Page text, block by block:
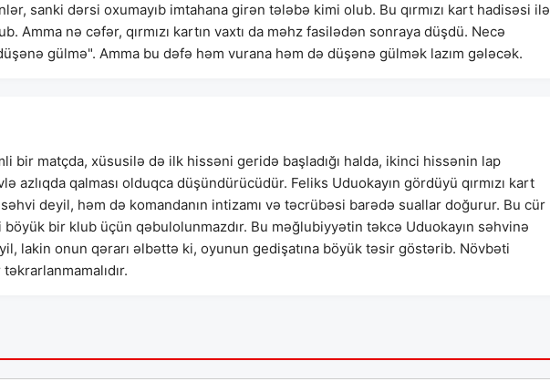
sanki dərsi oxumayıb imtahana girən tələbə kimi olub. Bu qırmızı kart hadisəsi ilə
Amma nə cəfər, qırmızı kartın vaxtı da məhz fasilədən sonraya düşdü. Necə
gülmə". Amma bu dəfə həm vurana həm də düşənə gülmək lazım gələcək.
bir matçda, xüsusilə də ilk hissəni geridə başladığı halda, ikinci hissənin lap
azlıqda qalması olduqca düşündürücüdür. Feliks Uduokayın gördüyü qırmızı kart
deyil, həm də komandanın intizamı və təcrübəsi barədə suallar doğurur. Bu cür
bir klub üçün qəbulolunmazdır. Bu məğlubiyyətin təkcə Uduokayın səhvinə
lakin onun qərarı əlbəttə ki, oyunun gedişatına böyük təsir göstərib. Növbəti